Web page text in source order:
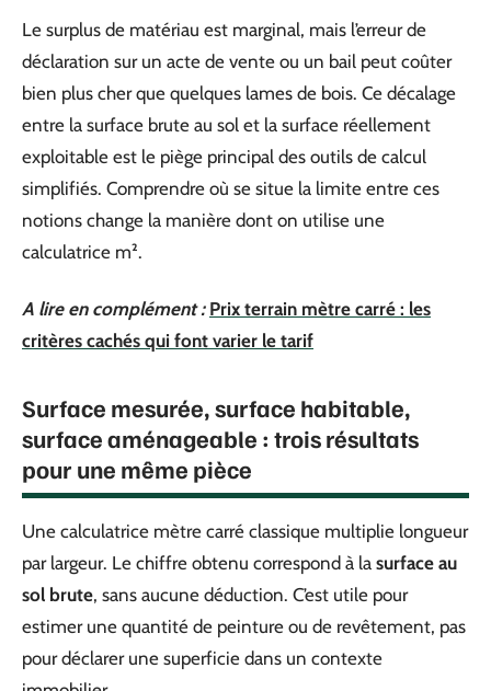
Le surplus de matériau est marginal, mais l’erreur de
déclaration sur un acte de vente ou un bail peut coûter
bien plus cher que quelques lames de bois. Ce décalage
entre la surface brute au sol et la surface réellement
exploitable est le piège principal des outils de calcul
simplifiés. Comprendre où se situe la limite entre ces
notions change la manière dont on utilise une
calculatrice m².
A lire en complément : Prix terrain mètre carré : les
critères cachés qui font varier le tarif
Surface mesurée, surface habitable,
surface aménageable : trois résultats
pour une même pièce
Une calculatrice mètre carré classique multiplie longueur
par largeur. Le chiffre obtenu correspond à la surface au
sol brute, sans aucune déduction. C’est utile pour
estimer une quantité de peinture ou de revêtement, pas
pour déclarer une superficie dans un contexte